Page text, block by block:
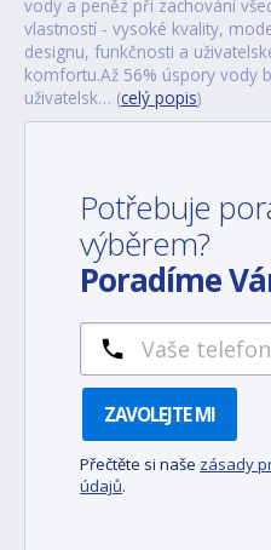
vody a peněz při zachování
vlastností - vysoké kvality,
designu, funkčnosti a
komfortu.Až 56% úspory vody
uživatelsk… (celý popis)
Potřebuje
výběrem?
Poradíme
ZAVOLEJTE MI
Přečtěte si naše zásady
údajů.